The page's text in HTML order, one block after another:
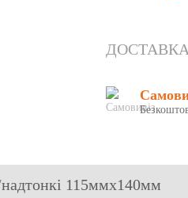
115ммх140мм